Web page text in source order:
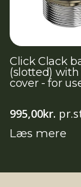
Click Clack
(slotted)
cover - for
995,00kr.
Læs mere